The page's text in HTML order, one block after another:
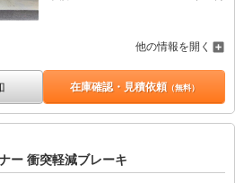
他の情報を開く
在庫確認・見積依頼（無料）
ー 衝突軽減ブレーキ